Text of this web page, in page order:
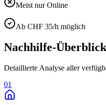
Meist nur Online
Ab CHF 35/h möglich
Nachhilfe-
Detaillierte Analyse aller
01